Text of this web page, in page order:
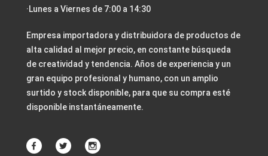
·Lunes a Viernes de 7:00 a 14:30
Empresa importadora y distribuidora de productos de
alta calidad al mejor precio, en constante búsqueda
de creatividad y tendencia. Años de experiencia y un
gran equipo profesional y humano, con un amplio
surtido y stock disponible, para que su compra esté
disponible instantáneamente.